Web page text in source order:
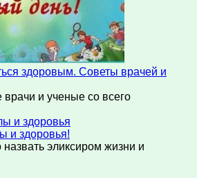
здоровым. Советы врачей и
врачи и ученые со всего
и здоровья!
эликсиром жизни и